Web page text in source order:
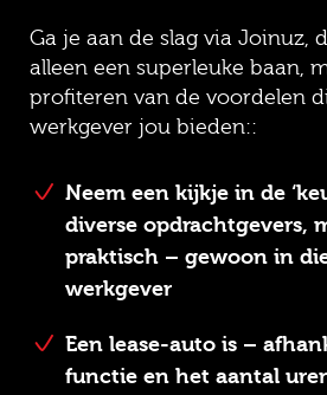
Ga je aan de slag via Joinuz,
alleen een superleuke baan,
profiteren van de voordelen
werkgever jou bieden::
Neem een kijkje in de
diverse opdrachtgevers,
praktisch – gewoon in
werkgever
Een lease-auto is –
functie en het aantal